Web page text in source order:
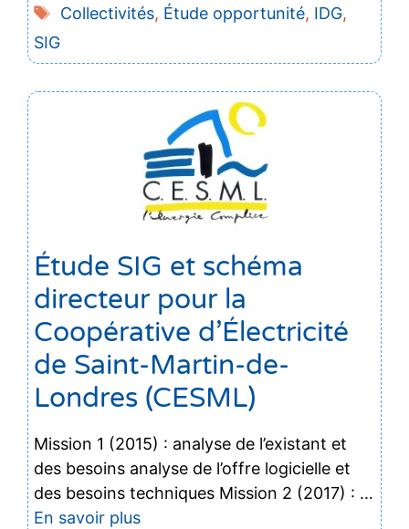
Étiquettes
Collectivités, Étude opportunité, IDG,
SIG
Étude SIG et schéma
directeur pour la
Coopérative d’Électricité
de Saint-Martin-de-
Londres (CESML)
Mission 1 (2015) : analyse de l’existant et
des besoins analyse de l’offre logicielle et
des besoins techniques Mission 2 (2017) : …
En savoir plus